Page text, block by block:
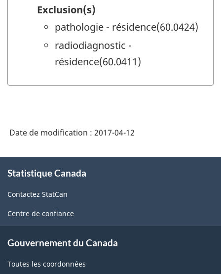
Exclusion(s)
pathologie - résidence(60.0424)
radiodiagnostic -
résidence(60.0411)
Date de modification : 2017-04-12
propos
ce
site
Statistique Canada
Contactez StatCan
Centre de confiance
Gouvernement du Canada
Toutes les coordonnées